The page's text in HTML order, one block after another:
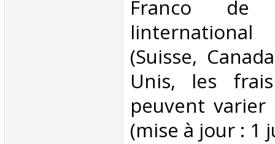
Franco de
(Suisse,
Unis, les
peuvent
(mise à jour : 1